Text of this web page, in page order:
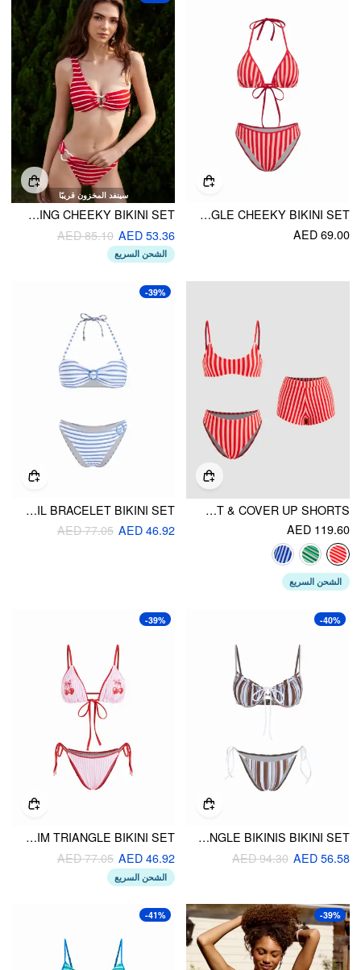
HALTER NECKLINE STRIPE TRIANGLE CHEEKY BIKINI SET
AED 69.00
سينفد المخزون قريبًا
ASYMMETRICAL NECK STRIPE HEART-RING CHEEKY BIKINI SET
AED 53.36
AED 85.10
الشحن السريع
TERRY U-NECKLINE STRIPE BRACELET BIKINI SET & COVER UP SHORTS
AED 119.60
الشحن السريع
-39%
HALTER NECKLINE STRIPED RING DETAIL BRACELET BIKINI SET
AED 46.92
AED 77.05
-40%
SWEETHEART STRIPES TRIANGLE BIKINIS BIKINI SET
AED 56.58
AED 94.30
-39%
V-NECK STRIPE CHERRY GRAPHIC LACE TRIM TRIANGLE BIKINI SET
AED 46.92
AED 77.05
الشحن السريع
-39%
-41%